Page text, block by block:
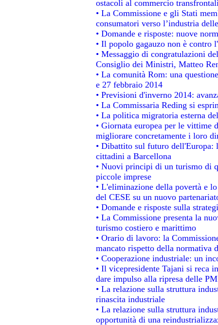
ostacoli al commercio
• La Commissione e gli Stati
consumatori verso l’industria
• Domande e risposte: nuove
• Il popolo gagauzo non è contro
• Messaggio di congratulazioni
Consiglio dei Ministri, Matteo
• La comunità Rom: una
e 27 febbraio 2014
• Previsioni d'inverno 2014:
• La Commissaria Reding si
• La politica migratoria esterna
• Giornata europea per le vittime
migliorare concretamente i loro
• Dibattito sul futuro dell'Europa:
cittadini a Barcellona
• Nuovi principi di un turismo di
piccole imprese
• L'eliminazione della povertà e
del CESE su un nuovo
• Domande e risposte sulla
• La Commissione presenta la
turismo costiero e marittimo
• Orario di lavoro: la
mancato rispetto della normativa
• Cooperazione industriale: un
• Il vicepresidente Tajani si reca
dare impulso alla ripresa delle
• La relazione sulla struttura
rinascita industriale
• La relazione sulla struttura
opportunità di una